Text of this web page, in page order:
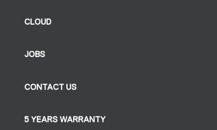
CLOUD
JOBS
CONTACT US
5 YEARS WARRANTY